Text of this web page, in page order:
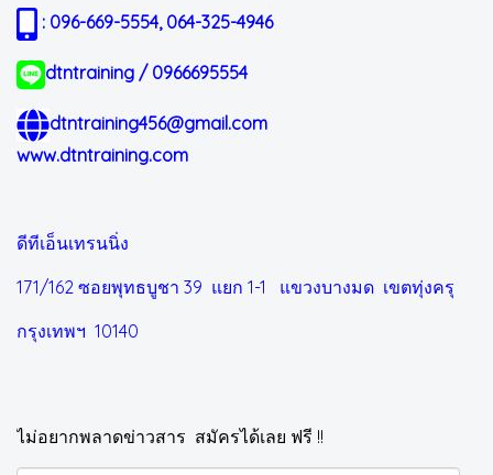
: 096-669-5554, 064-325-4946
dtntraining / 0966695554
dtntraining456@gmail.com
www.dtntraining.com
ดีทีเอ็นเทรนนิ่ง
171/162 ซอยพุทธบูชา 39 แยก 1-1 แขวงบางมด เขตทุ่งครุ
กรุงเทพฯ 10140
ไม่อยากพลาดข่าวสาร สมัครได้เลย ฟรี !!